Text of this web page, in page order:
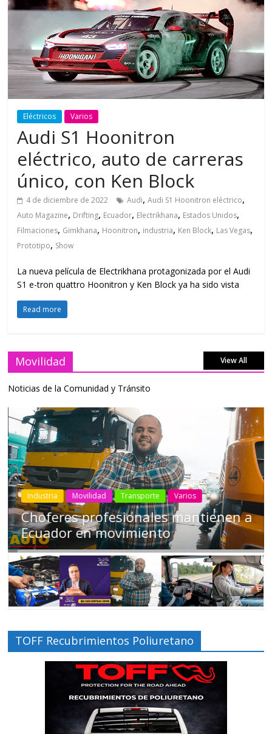
Eléctricos Varios
Audi S1 Hoonitron
eléctrico, auto de carreras
único, con Ken Block
4 de diciembre de 2022 Audi,Audi S1 Hoonitron eléctrico,
Auto Magazine, Drifting, Ecuador, Electrikhana, Estados Unidos,
Filmaciones, Gimkhana, Hoonitron, industria, Ken Block, Las Vegas,
Prototipo, Show
La nueva película de Electrikhana protagonizada por el Audi
S1 e-tron quattro Hoonitron y Ken Block ya ha sido vista
Read more
Movilidad View All
Noticias de la Comunidad y Tránsito
Industria Movilidad Transporte Varios
Conducir cansado puede ser tan
peligroso como manejar ‘tomado’
TOFF Recubrimientos Poliuretano